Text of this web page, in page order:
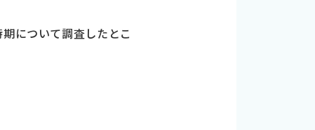
について調査したとこ